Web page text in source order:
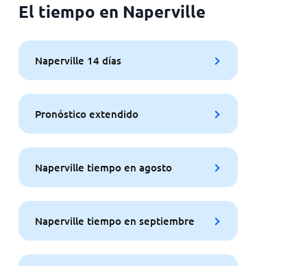
El tiempo en Naperville
Naperville 14 días
Pronóstico extendido
Naperville tiempo en agosto
Naperville tiempo en septiembre